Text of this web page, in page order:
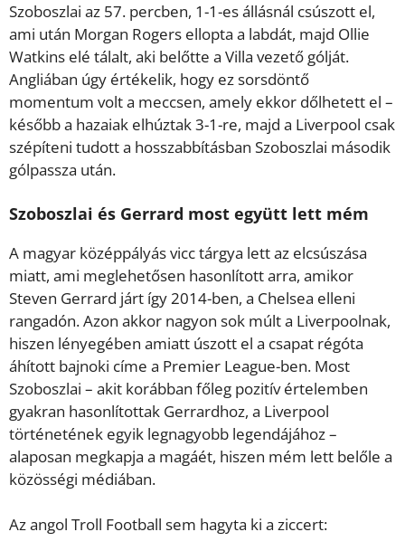
Szoboszlai az 57. percben, 1-1-es állásnál csúszott el,
ami után Morgan Rogers ellopta a labdát, majd Ollie
Watkins elé tálalt, aki belőtte a Villa vezető gólját.
Angliában úgy értékelik, hogy ez sorsdöntő
momentum volt a meccsen, amely ekkor dőlhetett el –
később a hazaiak elhúztak 3-1-re, majd a Liverpool csak
szépíteni tudott a hosszabbításban Szoboszlai második
gólpassza után.
Szoboszlai és Gerrard most együtt lett mém
A magyar középpályás vicc tárgya lett az elcsúszása
miatt, ami meglehetősen hasonlított arra, amikor
Steven Gerrard járt így 2014-ben, a Chelsea elleni
rangadón. Azon akkor nagyon sok múlt a Liverpoolnak,
hiszen lényegében amiatt úszott el a csapat régóta
áhított bajnoki címe a Premier League-ben. Most
Szoboszlai – akit korábban főleg pozitív értelemben
gyakran hasonlítottak Gerrardhoz, a Liverpool
történetének egyik legnagyobb legendájához –
alaposan megkapja a magáét, hiszen mém lett belőle a
közösségi médiában.
Az angol Troll Football sem hagyta ki a ziccert: